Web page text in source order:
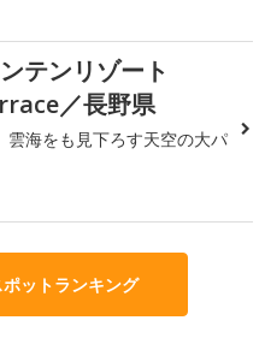
テンリゾート
／長野県
雲海をも見下ろす天空の大パ
ットランキング